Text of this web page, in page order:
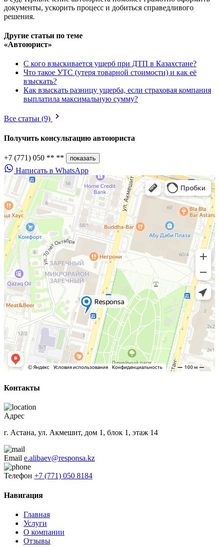
документы, ускорить процесс и добиться справедливого
решения.
Другие статьи по теме
«Автоюрист»
С кого взыскивается ущерб при ДТП в Казахстане?
Что такое УТС (утеря товарной стоимости) и как её
взыскать?
Как взыскать разницу ущерба, если страховая компания
выплатила максимальную сумму?
Все статьи (9)
Получить консультацию автоюриста
+7 (771) 050 ** ** показать
Написать в WhatsApp
Контакты
Адрес
г. Астана, ул. Акмешит, дом 1, блок 1, этаж 14
Email e.alibaev@responsa.kz
Телефон +7 (771) 050 8184
Навигация
Главная
Услуги
О компании
Отзывы